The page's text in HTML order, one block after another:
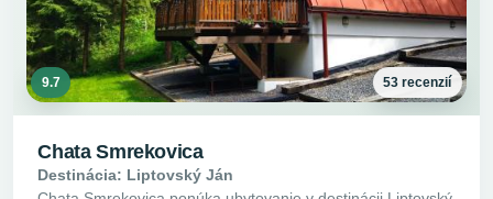
9.7 53 recenzií
Chata Smrekovica
Destinácia: Liptovský Ján